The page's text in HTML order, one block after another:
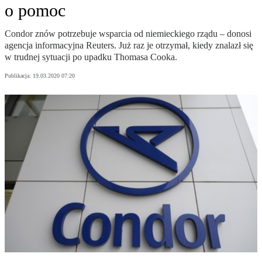
o pomoc
Condor znów potrzebuje wsparcia od niemieckiego rządu – donosi
agencja informacyjna Reuters. Już raz je otrzymał, kiedy znalazł się
w trudnej sytuacji po upadku Thomasa Cooka.
Publikacja: 19.03.2020 07:20